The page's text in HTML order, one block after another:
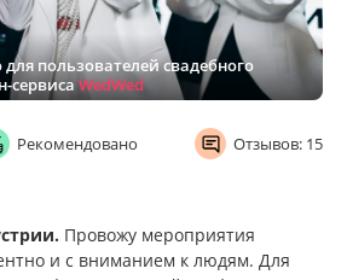
для пользователей свадебного
сервисаWedWed
Рекомендовано Отзывов: 15
Провожу мероприятия
и с вниманием к людям. Для